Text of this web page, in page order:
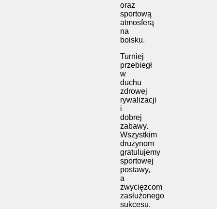
oraz
sportową
atmosferą
na
boisku.
Turniej
przebiegł
w
duchu
zdrowej
rywalizacji
i
dobrej
zabawy.
Wszystkim
drużynom
gratulujemy
sportowej
postawy,
a
zwycięzcom
zasłużonego
sukcesu.